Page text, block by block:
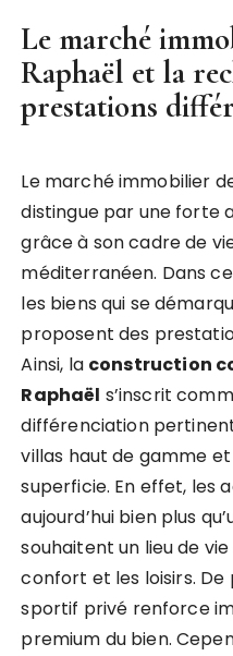
Le marché
Raphaël et la
prestations
Le marché immobilier
distingue par une
grâce à son cadre de
méditerranéen. Dans
les biens qui se
proposent des
Ainsi, la construction
Raphaël s’inscrit
différenciation
villas haut de gamme
superficie. En effet, les
aujourd’hui bien plus
souhaitent un lieu de
confort et les loisirs. De
sportif privé renforce
premium du bien.